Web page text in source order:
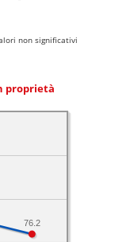
non significativi
proprietà
76.2